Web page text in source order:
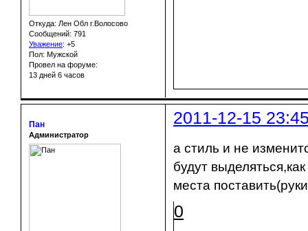
Откуда: Лен Обл г.Волосово
Сообщений: 791
Уважение: +5
Пол: Мужской
Провел на форуме:
13 дней 6 часов
2011-12-15
Пан
Администратор
а стиль и не
будут
места
0